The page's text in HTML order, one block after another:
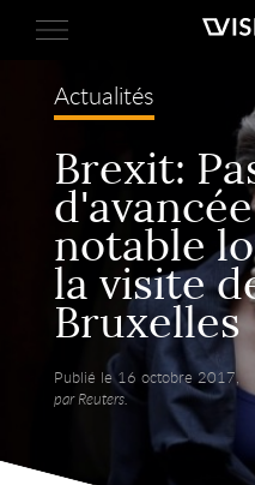
Actualités
Brexit:
d'avancée
notable
la visite
Bruxelles
Publié le 16 octobre 2017,
par Reuters.